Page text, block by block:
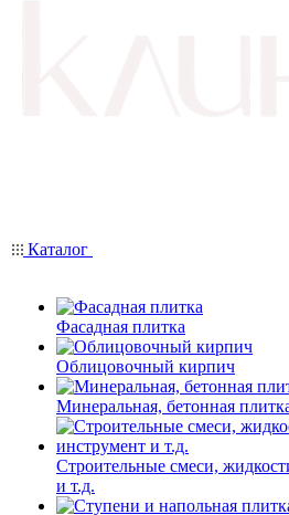
Каталог
Фасадная плитка
Облицовочный кирпич
Минеральная, бетонная
Строительные смеси,
и т.д.